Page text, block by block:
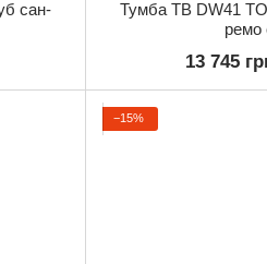
сан-
Тумба ТВ DW41
ремо
13 745
−15%